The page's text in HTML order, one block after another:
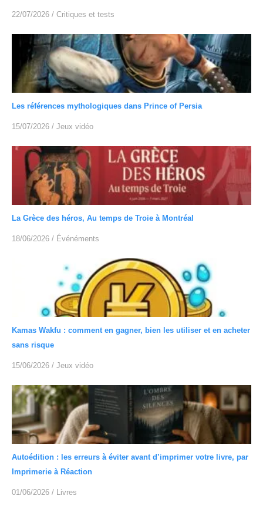
22/07/2026 / Critiques et tests
Les références mythologiques dans Prince of Persia
15/07/2026 / Jeux vidéo
La Grèce des héros, Au temps de Troie à Montréal
18/06/2026 / Événéments
Kamas Wakfu : comment en gagner, bien les utiliser et en acheter
sans risque
15/06/2026 / Jeux vidéo
Autoédition : les erreurs à éviter avant d’imprimer votre livre, par
Imprimerie à Réaction
01/06/2026 / Livres